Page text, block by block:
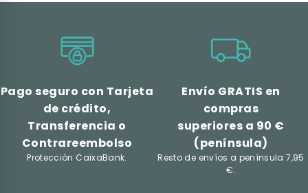
Pago seguro con Tarjeta
de crédito,
Transferencia o
Contrareembolso
Protección CaixaBank.
Envío GRATIS en
compras
superiores a 90 €
(península)
Resto de envíos a península 7,95
€.